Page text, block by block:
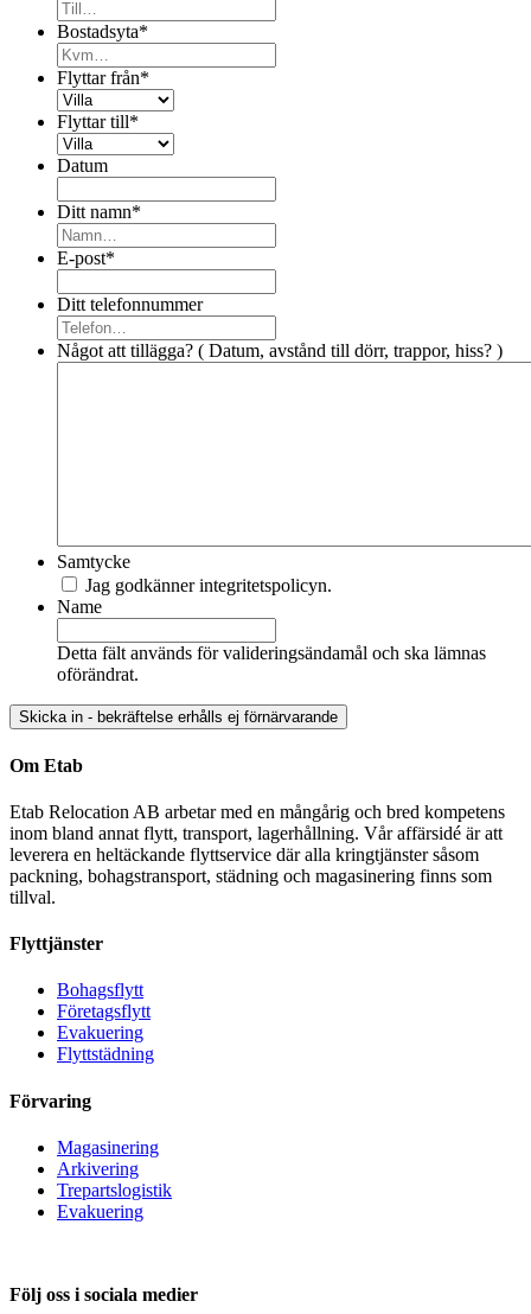
Bostadsyta*
Flyttar från*
Flyttar till*
Datum
Ditt namn*
E-post*
Ditt telefonnummer
Något att tillägga? ( Datum, avstånd till dörr, trappor, hiss? )
Samtycke
Jag godkänner integritetspolicyn.
Name
Detta fält används för valideringsändamål och ska lämnas
oförändrat.
Om Etab
Etab Relocation AB arbetar med en mångårig och bred kompetens
inom bland annat flytt, transport, lagerhållning. Vår affärsidé är att
leverera en heltäckande flyttservice där alla kringtjänster såsom
packning, bohagstransport, städning och magasinering finns som
tillval.
Flyttjänster
Bohagsflytt
Företagsflytt
Evakuering
Flyttstädning
Förvaring
Magasinering
Arkivering
Trepartslogistik
Evakuering
Följ oss i sociala medier